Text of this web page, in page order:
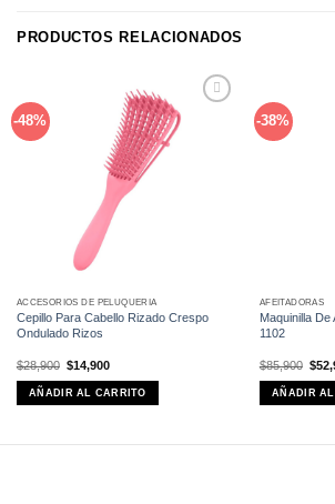
PRODUCTOS RELACIONADOS
-48%
ACCESORIOS DE PELUQUERÍA
Cepillo Para Cabello Rizado Crespo
Ondulado Rizos
$28,900 El
precio
original
era:
$28,900.
$14,900El
actual
es:
$14,900.
AÑADIR AL CARRITO
-38%
AFEITADORAS
Maquinilla
1102
$85,900 El
precio
era:
$
AÑADIR